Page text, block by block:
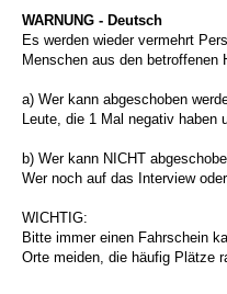
WARNUNG - Deutsch
Es werden wieder vermehrt
Menschen aus den betroffenen
a) Wer kann abgeschoben
Leute, die 1 Mal negativ haben
b) Wer kann NICHT
Wer noch auf das Interview
WICHTIG:
Bitte immer einen Fahrschein
Orte meiden, die häufig Plätze